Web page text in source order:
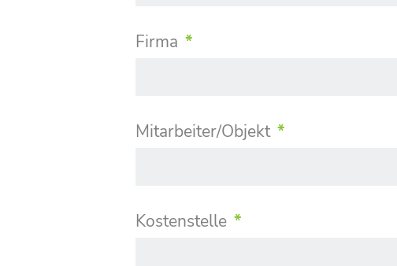
Firma *
Mitarbeiter/Objekt *
Kostenstelle *